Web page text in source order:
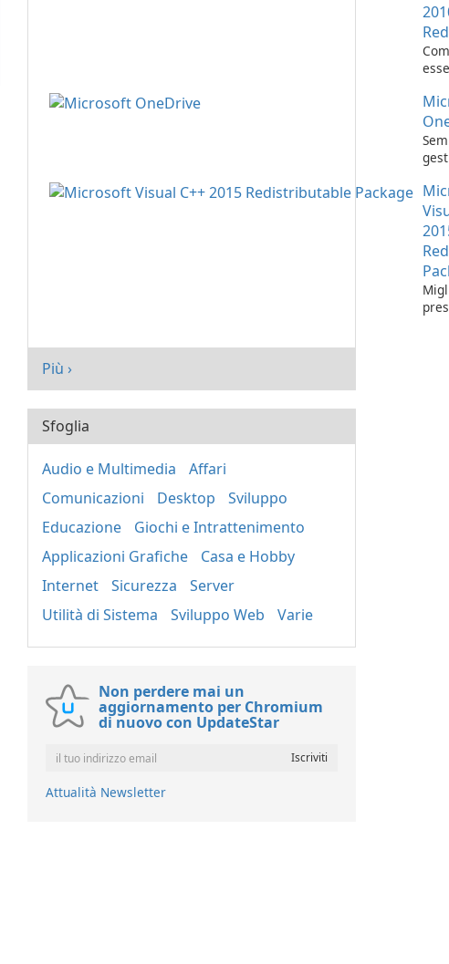
Più ›
Sfoglia
Audio e Multimedia
Affari
Comunicazioni
Desktop
Sviluppo
Educazione
Giochi e Intrattenimento
Applicazioni Grafiche
Casa e Hobby
Internet
Sicurezza
Server
Utilità di Sistema
Sviluppo Web Varie
Non perdere mai un
aggiornamento per Chromium
di nuovo con UpdateStar
Attualità Newsletter